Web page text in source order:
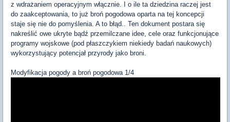
z wdrażaniem operacyjnym włącznie. I o ile ta dziedzina raczej jest
do zaakceptowania, to już broń pogodowa oparta na tej koncepcji
staje się nie do pomyślenia. A to błąd.. Ten dokument postara się
nakreślić owe ukryte bądź przemilczane idee, cele oraz funkcjonujące
programy wojskowe (pod płaszczykiem niekiedy badań naukowych)
wykorzystujący potencjał przyrody jako broni.
Modyfikacja pogody a broń pogodowa 1/4